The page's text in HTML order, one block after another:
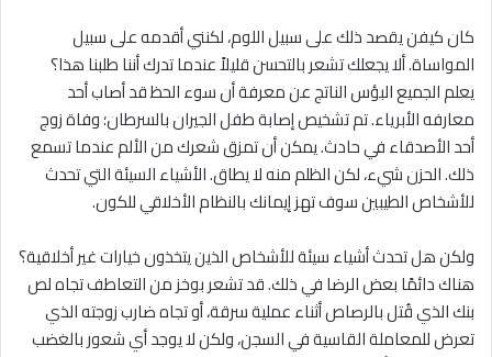
كان كيفن يقصد ذلك على سبيل اللوم، لكنني أقدمه على سبيل
المواساة. ألا يجعلك تشعر بالتحسن قليلاً عندما تدرك أننا طلبنا هذا؟
يعلم الجميع البؤس الناتج عن معرفة أن سوء الحظ قد أصاب أحد
معارفه الأبرياء. تم تشخيص إصابة طفل الجيران بالسرطان؛ وفاة زوج
أحد الأصدقاء في حادث. يمكن أن تمزق شعرك من الألم عندما تسمع
ذلك. الحزن شيء، لكن الظلم منه لا يطاق. الأشياء السيئة التي تحدث
للأشخاص الطيبين سوف تهز إيمانك بالنظام الأخلاقي للكون.
ولكن هل تحدث أشياء سيئة للأشخاص الذين يتخذون خيارات غير أخلاقية؟
هناك دائمًا بعض الرضا في ذلك. قد تشعر بوخز من التعاطف تجاه لص
بنك الذي قُتل بالرصاص أثناء عملية سرقة، أو تجاه ضارب زوجته الذي
تعرض للمعاملة القاسية في السجن، ولكن لا يوجد أي شعور بالغضب